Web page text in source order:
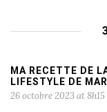
MA RECETTE DE
LIFESTYLE DE
26 octobre 2023 at 8h15